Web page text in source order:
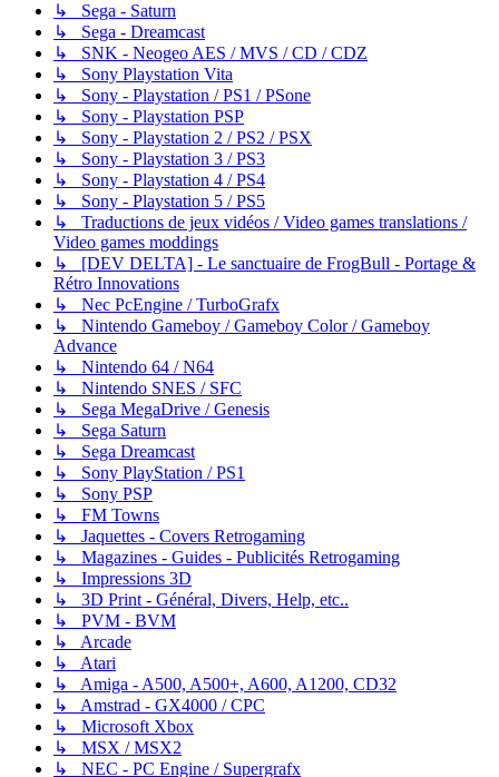
↳ Sega - Saturn
↳ Sega - Dreamcast
↳ SNK - Neogeo AES / MVS / CD / CDZ
↳ Sony Playstation Vita
↳ Sony - Playstation / PS1 / PSone
↳ Sony - Playstation PSP
↳ Sony - Playstation 2 / PS2 / PSX
↳ Sony - Playstation 3 / PS3
↳ Sony - Playstation 4 / PS4
↳ Sony - Playstation 5 / PS5
↳ Traductions de jeux vidéos / Video games translations /
Video games moddings
↳ [DEV DELTA] - Le sanctuaire de FrogBull - Portage &
Rétro Innovations
↳ Nec PcEngine / TurboGrafx
↳ Nintendo Gameboy / Gameboy Color / Gameboy
Advance
↳ Nintendo 64 / N64
↳ Nintendo SNES / SFC
↳ Sega MegaDrive / Genesis
↳ Sega Saturn
↳ Sega Dreamcast
↳ Sony PlayStation / PS1
↳ Sony PSP
↳ FM Towns
↳ Jaquettes - Covers Retrogaming
↳ Magazines - Guides - Publicités Retrogaming
↳ Impressions 3D
↳ 3D Print - Général, Divers, Help, etc..
↳ PVM - BVM
↳ Arcade
↳ Atari
↳ Amiga - A500, A500+, A600, A1200, CD32
↳ Amstrad - GX4000 / CPC
↳ Microsoft Xbox
↳ MSX / MSX2
↳ NEC - PC Engine / Supergrafx